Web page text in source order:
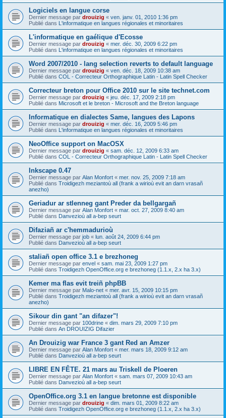
Logiciels en langue corse
Dernier message par drouizig « ven. janv. 01, 2010 1:36 pm
Publié dans L'informatique en langues régionales et minoritaires
L'informatique en gaélique d'Ecosse
Dernier message par drouizig « mer. déc. 30, 2009 6:22 pm
Publié dans L'informatique en langues régionales et minoritaires
Word 2007/2010 - lang selection reverts to default language
Dernier message par drouizig « ven. déc. 18, 2009 10:38 am
Publié dans COL - Correcteur Orthographique Latin - Latin Spell Checker
Correcteur breton pour Office 2010 sur le site technet.com
Dernier message par drouizig « jeu. déc. 17, 2009 2:18 pm
Publié dans Microsoft et le breton - Microsoft and the Breton language
Informatique en dialectes Same, langues des Lapons
Dernier message par drouizig « mer. déc. 16, 2009 5:46 pm
Publié dans L'informatique en langues régionales et minoritaires
NeoOffice support on MacOSX
Dernier message par drouizig « sam. déc. 12, 2009 6:33 am
Publié dans COL - Correcteur Orthographique Latin - Latin Spell Checker
Inkscape 0.47
Dernier message par Alan Monfort « mer. nov. 25, 2009 7:18 am
Publié dans Troidigezh meziantoù all (frank a wirioù evit an darn vrasañ
anezho)
Geriadur ar stlenneg gant Preder da bellgargañ
Dernier message par Alan Monfort « mar. oct. 27, 2009 8:40 am
Publié dans Danvezioù all a-bep seurt
Difaziañ ar c'hemmadurioù
Dernier message par job « lun. août 24, 2009 6:44 pm
Publié dans Danvezioù all a-bep seurt
staliañ open office 3.1 e brezhoneg
Dernier message par envel « sam. mai 23, 2009 1:27 pm
Publié dans Troidigezh OpenOffice.org e brezhoneg (1.1.x, 2.x ha 3.x)
Kemer ma flas evit treiñ phpBB
Dernier message par Malo-net « mer. avr. 15, 2009 10:15 pm
Publié dans Troidigezh meziantoù all (frank a wirioù evit an darn vrasañ
anezho)
Sikour din gant "an difazer"!
Dernier message par 100drine « dim. mars 29, 2009 7:10 pm
Publié dans An DROUIZIG Difazier
An Drouizig war France 3 gant Red an Amzer
Dernier message par Alan Monfort « mer. mars 18, 2009 9:12 am
Publié dans Danvezioù all a-bep seurt
LIBRE EN FÊTE. 21 mars au Triskell de Ploeren
Dernier message par Alan Monfort « sam. mars 07, 2009 10:43 am
Publié dans Danvezioù all a-bep seurt
OpenOffice.org 3.1 en langue bretonne est disponible
Dernier message par drouizig « dim. mars 01, 2009 8:22 am
Publié dans Troidigezh OpenOffice.org e brezhoneg (1.1.x, 2.x ha 3.x)